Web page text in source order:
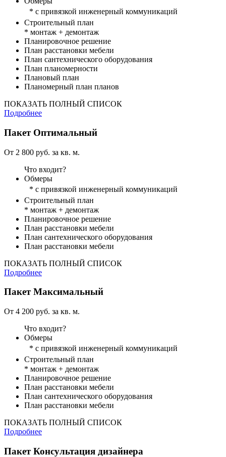
* с привязкой инженерный коммуникаций
Строительный план
* монтаж + демонтаж
Планировочное решение
План расстановки мебели
План сантехнического оборудования
План планомерности
Плановый план
Планомерный план планов
ПОКАЗАТЬ ПОЛНЫЙ СПИСОК
Подробнее
ПакетОптимальный
От 2 800 руб. за кв. м.
Что входит?
Обмеры
* с привязкой инженерный коммуникаций
Строительный план
* монтаж + демонтаж
Планировочное решение
План расстановки мебели
План сантехнического оборудования
План расстановки мебели
ПОКАЗАТЬ ПОЛНЫЙ СПИСОК
Подробнее
ПакетМаксимальный
От 4 200 руб. за кв. м.
Что входит?
Обмеры
* с привязкой инженерный коммуникаций
Строительный план
* монтаж + демонтаж
Планировочное решение
План расстановки мебели
План сантехнического оборудования
План расстановки мебели
ПОКАЗАТЬ ПОЛНЫЙ СПИСОК
Подробнее
ПакетКонсультация дизайнера